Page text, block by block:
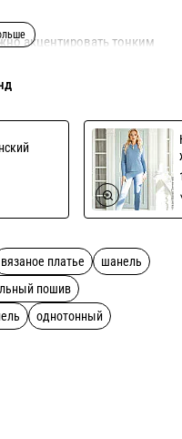
акцентировать тонким
вязаное платье
шанель
пошив
однотонный